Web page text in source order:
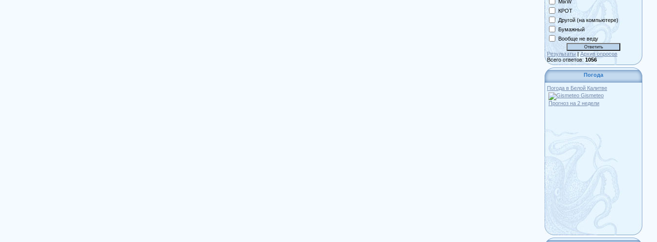
MixW
КРОТ
Другой (на компьютере)
Бумажный
Вообще не веду
Результаты | Архив опросов
Всего ответов: 1056
Погода
Погода в Белой Калитве
Gismeteo
Прогноз на 2 недели